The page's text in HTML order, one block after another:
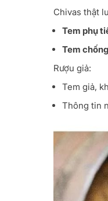
Chivas thật
Tem phụ
Tem
Rượu giả:
Tem giả,
Thông tin